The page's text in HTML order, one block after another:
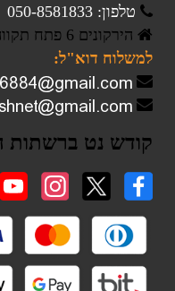
טלפון: 050-8581833
הירקונים 6 פתח תקווה (יש ליצור קשר לפני הגעה)
למשלוח דוא"ל:
קודש נט ברשתות